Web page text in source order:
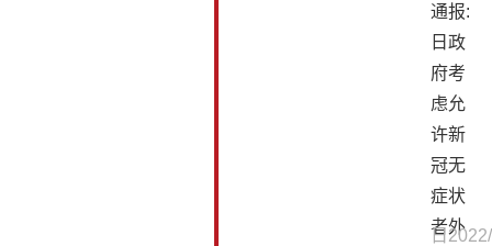
通报:
日政
府考
虑允
许新
冠无
症状
者外
日